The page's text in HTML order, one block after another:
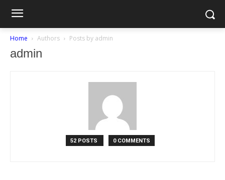
Home Authors Posts by admin
admin
52 POSTS 0 COMMENTS